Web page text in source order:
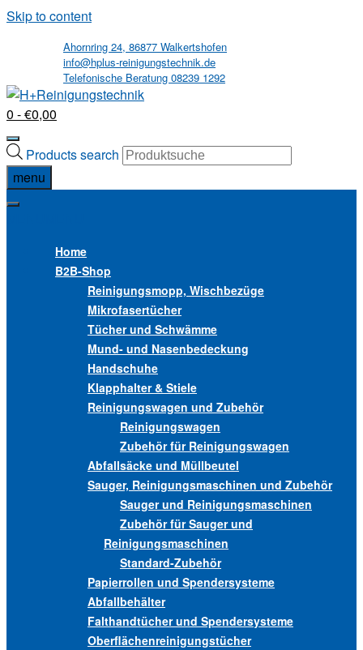
Skip to content
Ahornring 24, 86877 Walkertshofen
info@hplus-reinigungstechnik.de
Telefonische Beratung 08239 1292
0 - €0,00
Products search
menu
Home
B2B-Shop
Reinigungsmopp, Wischbezüge
Mikrofasertücher
Tücher und Schwämme
Mund- und Nasenbedeckung
Handschuhe
Klapphalter & Stiele
Reinigungswagen und Zubehör
Reinigungswagen
Zubehör für Reinigungswagen
Abfallsäcke und Müllbeutel
Sauger, Reinigungsmaschinen und Zubehör
Sauger und Reinigungsmaschinen
Zubehör für Sauger und
Reinigungsmaschinen
Standard-Zubehör
Papierrollen und Spendersysteme
Abfallbehälter
Falthandtücher und Spendersysteme
Oberflächenreinigungstücher